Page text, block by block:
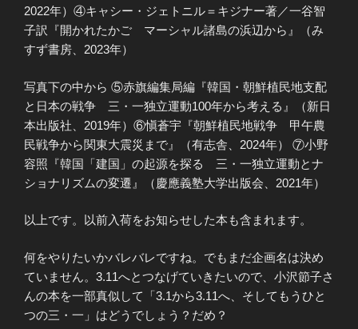
2022年）④キャシー・ジェトニル＝キジナー著／一谷智
子訳『開かれたかご マーシャル諸島の浜辺から』（み
すず書房、2023年）
写真下の中から ⑤赤旗編集局編『韓国・朝鮮植民地支配
と日本の戦争 三・一独立運動100年から考える』（新日
本出版社、2019年）⑥愼蒼宇『朝鮮植民地戦争 甲午農
民戦争から関東大震災まで』（有志舎、2024年） ⑦小野
容照『韓国「建国」の起源を探る 三・一独立運動とナ
ショナリズムの変遷』（慶應義塾大学出版会、2021年）
以上です。以前入荷をお知らせした本も含まれます。
何をやりたいかバレバレですね。でもまだ企画名は決め
ていません。3.11へとつなげていきたいので、小沢節子さ
んの本を一部真似して「3.1から3.11へ、そしてもうひと
つの三・一」はどうでしょう？だめ？